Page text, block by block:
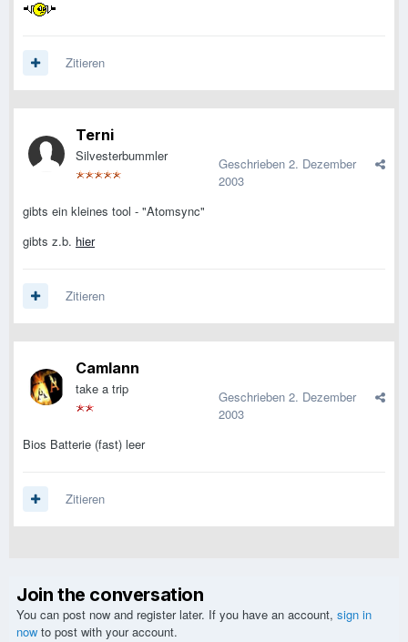
Zitieren
Terni
Silvesterbummler Geschrieben 2. Dezember
2003
gibts ein kleines tool - "Atomsync"
gibts z.b. hier
Zitieren
Camlann
take a trip Geschrieben 2. Dezember
2003
Bios Batterie (fast) leer
Zitieren
Join the conversation
You can post now and register later. If you have an account, sign in
now to post with your account.